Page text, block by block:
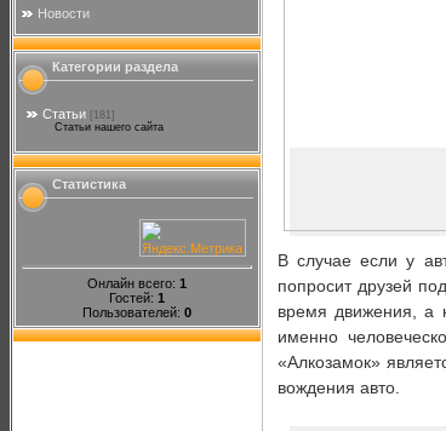
Новости
Категории раздела
Статьи
[181]
Статьи нашего сайта
Статистика
Онлайн всего: 1
Гостей: 1
Пользователей: 0
В случае если у
попросит друзей
время движения, а
именно
«Алкозамок»
вождения авто.